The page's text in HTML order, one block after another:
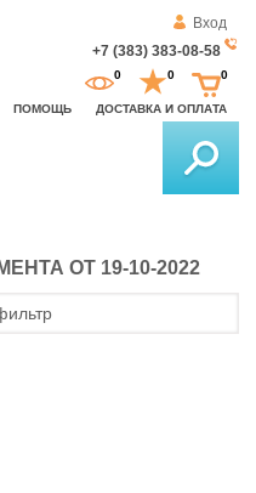
Вход
+7 (383) 383-08-58
ПОМОЩЬ ДОСТАВКА И ОПЛАТА
0 0 0
ОТ 19-10-2022